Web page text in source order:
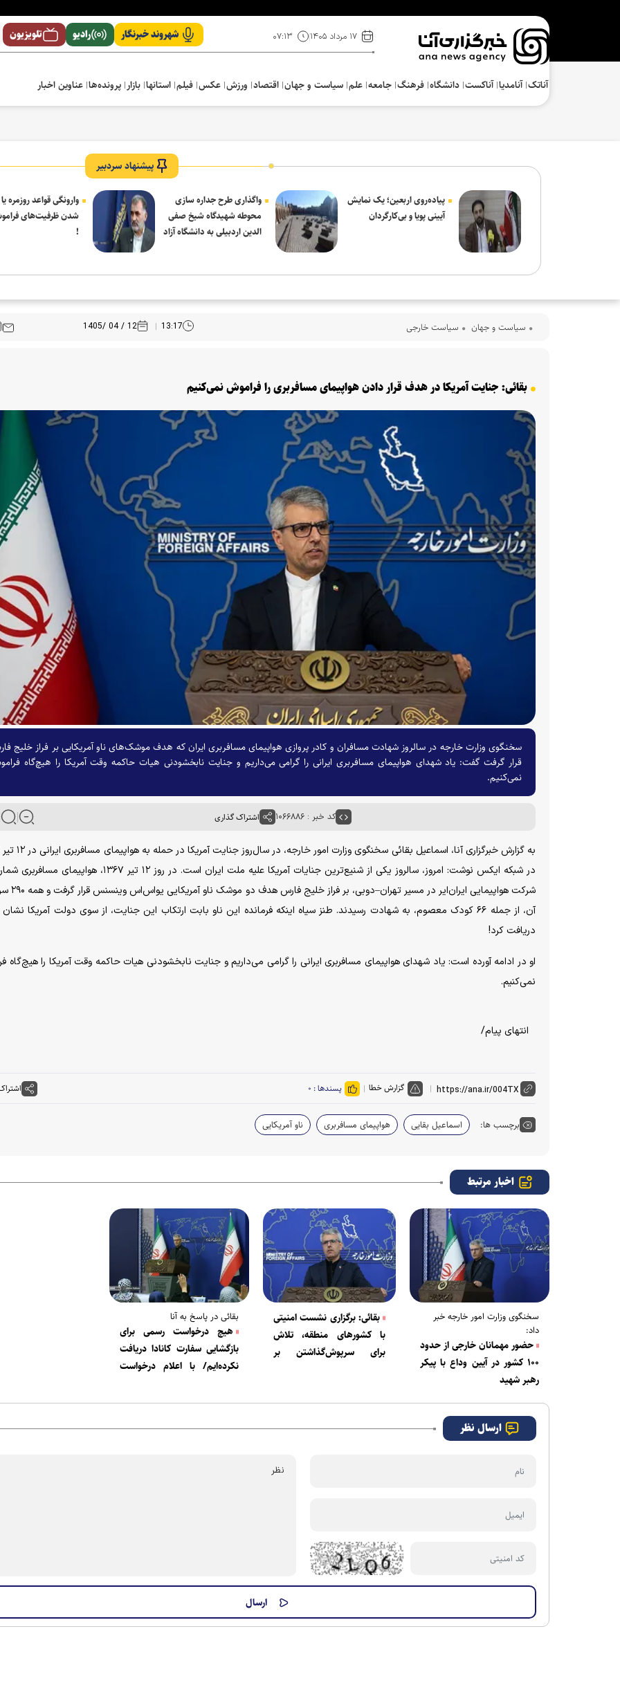
۱۷ مرداد ۱۴۰۵ ۰۷:۱۳ شهروند خبرنگار رادیو تلویزیون
آناتک آنامدیا آناکست دانشگاه فرهنگ‌ جامعه علم سیاست و جهان اقتصاد ورزش عکس فیلم استانها بازار پرونده‌ها عناوین اخبار
پیشنهاد سردبیر
پیاده‌روی اربعین؛ یک نمایش
آیینی پویا و بی‌کارگردان
واگذاری طرح جداره سازی
محوطه شهیدگاه شیخ صفی
الدین اردبیلی به دانشگاه آزاد
وارونگی قواعد روزمره
شدن ظرفیت‌های
!
سیاست و جهان سیاست خارجی 13:17
12 / 04 /1405
بقائی: جنایت آمریکا در هدف قرار دادن هواپیمای مسافربری را فراموش نمی‌کنیم
سخنگوی وزارت خارجه در سالروز شهادت مسافران و کادر پروازی هواپیمای مسافربری ایران که هدف موشک‌های ناو آمریکایی بر فراز خلیج
قرار گرفت گفت: یاد شهدای هواپیمای مسافربری ایرانی را گرامی می‌داریم و جنایت نابخشودنی هیات حاکمه وقت آمریکا را هیچ‌گاه
نمی‌کنیم.
کد خبر : ۱۰۶۶۸۸۶ اشتراک گذاری
شرکت هواپیمایی ایران‌ایر در مسیر
آن، از جمله ۶۶ کودک معصوم، به شهادت رسیدند. طنز سیاه اینکه فرمانده این ناو بابت ارتکاب این جنایت، از سوی دولت آمریکا
دریافت کرد!
او در ادامه آورده است: یاد شهدای هواپیمای مسافربری ایرانی را گرامی می‌داریم و جنایت نابخشودنی هیات حاکمه وقت آمریکا را هیچ‌گاه
نمی‌کنیم.
انتهای پیام/
گزارش خطا پسندها : ۰
برچسب ها: اسماعیل بقایی هواپیمای مسافربری ناو آمریکایی
اخبار مرتبط
سخنگوی وزارت امور خارجه خبر
داد:
حضور مهمانان خارجی از حدود
۱۰۰ کشور در آیین وداع با پیکر
رهبر شهید
بقائی: برگزاری نشست امنیتی
با کشور‌های منطقه، تلاش
برای سرپوش‌گذاشتن بر
است
بقائی در پاسخ به آنا
هیچ درخواست رسمی برای
بازگشایی سفارت کانادا دریافت
نکرده‌ایم/ با اعلام درخواست
ارسال نظر